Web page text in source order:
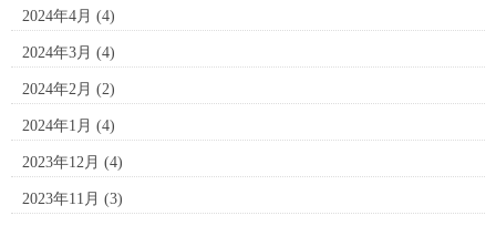
2024年4月 (4)
2024年3月 (4)
2024年2月 (2)
2024年1月 (4)
2023年12月 (4)
2023年11月 (3)